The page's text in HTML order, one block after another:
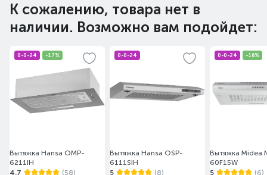
К сожалению, товара нет в
наличии. Возможно вам подойдет:
0-0-24 -17%
Вытяжка Hansa OMP-
6211IH
4.7
(58)
0-0-24
Вытяжка Hansa OSP-
6111SIH
5
(8)
0-0-24 -16%
Вытяжка Midea
60F15W
5
(6)